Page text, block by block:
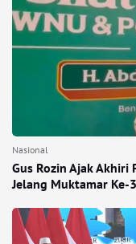
Nasional
Gus Rozin Ajak Akhiri
Jelang Muktamar Ke-